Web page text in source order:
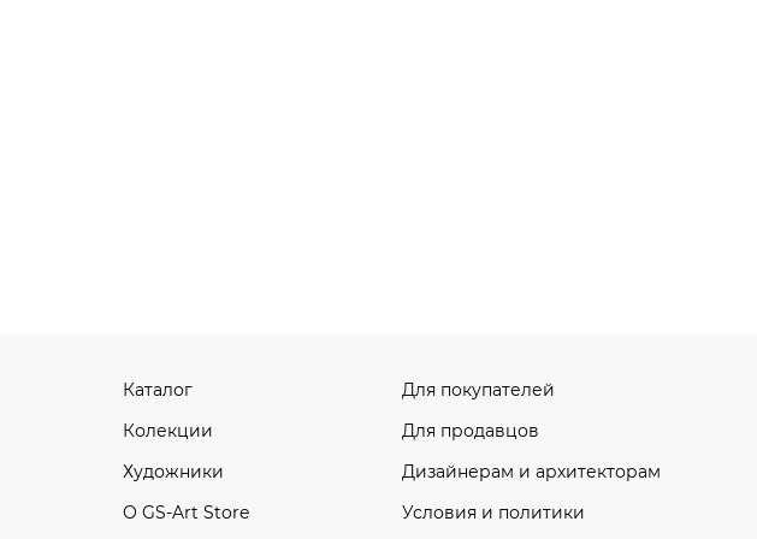
Каталог
Колекции
Художники
О GS-Art Store
Для покупателей
Для продавцов
Дизайнерам и архитекторам
Условия и политики